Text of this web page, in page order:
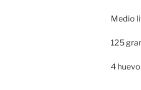
Medio
125
4